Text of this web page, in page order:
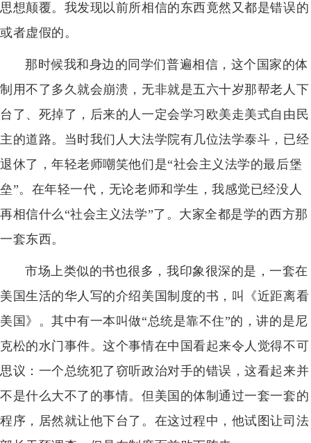
思想颠覆。我发现以前所相信的东西竟然又都是错误的
或者虚假的。
那时候我和身边的同学们普遍相信，这个国家的体
制用不了多久就会崩溃，无非就是五六十岁那帮老人下
台了、死掉了，后来的人一定会学习欧美走美式自由民
主的道路。当时我们人大法学院有几位法学泰斗，已经
退休了，年轻老师嘲笑他们是“社会主义法学的最后堡
垒”。在年轻一代，无论老师和学生，我感觉已经没人
再相信什么“社会主义法学”了。大家全都是学的西方那
一套东西。
市场上类似的书也很多，我印象很深的是，一套在
美国生活的华人写的介绍美国制度的书，叫《近距离看
美国》。其中有一本叫做“总统是靠不住”的，讲的是尼
克松的水门事件。这个事情在中国看起来令人觉得不可
思议：一个总统犯了窃听政治对手的错误，这看起来并
不是什么大不了的事情。但美国的体制通过一套一套的
程序，居然就让他下台了。在这过程中，他试图让司法